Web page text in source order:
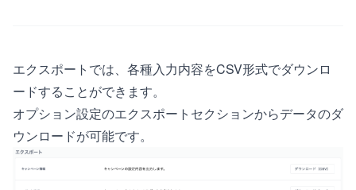
エクスポートでは、各種入力内容をCSV形式でダウンロ
ードすることができます。
オプション設定のエクスポートセクションからデータのダ
ウンロードが可能です。